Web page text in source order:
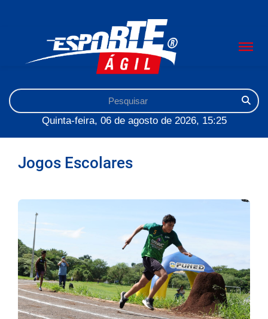
Quinta-feira, 06 de agosto de 2026, 15:25
Jogos Escolares